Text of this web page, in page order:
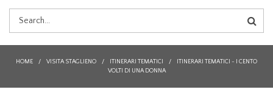
FORM
DI
RICERCA
HOME / VISITA STAGLIENO / ITINERARI TEMATICI /
ITINERARI TEMATICI - I CENTO
VOLTI DI UNA DONNA